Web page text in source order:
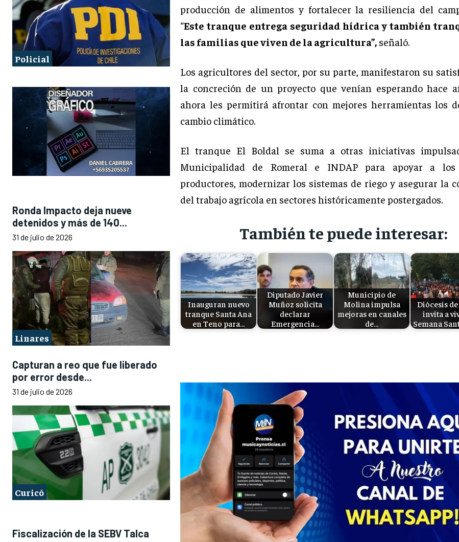
Policial
Ronda Impacto deja nueve
detenidos y más de 140...
31 de julio de 2026
Linares
Capturan a reo que fue liberado
por error desde...
31 de julio de 2026
Curicó
Fiscalización de la SEBV Talca
producción de alimentos y fortalecer la resiliencia del
“Este tranque entrega seguridad hídrica y también
las familias que viven de la agricultura”, señaló.
Los agricultores del sector, por su parte, manifestaron su
la concreción de un proyecto que venían esperando hace
ahora les permitirá afrontar con mejores herramientas los
cambio climático.
El tranque El Boldal se suma a otras iniciativas
Municipalidad de Romeral e INDAP para apoyar a los
productores, modernizar los sistemas de riego y asegurar la
del trabajo agrícola en sectores históricamente postergados.
También te puede interesar:
Inauguran nuevo
tranque Santa Ana
en Teno para…
Diputado Javier
Muñoz solicita
declarar
Emergencia…
Municipio de
Molina impulsa
mejoras en canales
de…
Diócesis
invita a
Semana